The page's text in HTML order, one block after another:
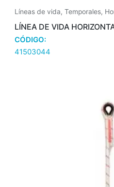
Líneas de vida, Temporales,
LÍNEA DE VIDA
CÓDIGO:
41503044